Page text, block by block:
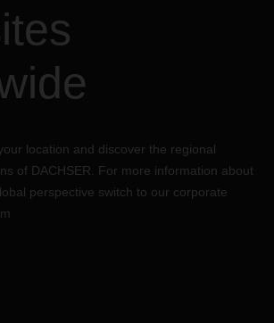
location and discover the regional
of DACHSER. For more information about
perspective switch to our corporate